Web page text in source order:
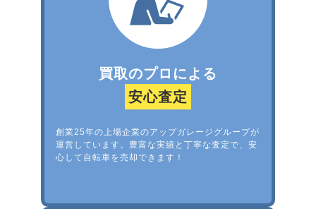
買取のプロによる
安心査定
創業25年の上場企業のアップガレージグループが
運営しています。豊富な実績と丁寧な査定で、安
心して自転車を売却できます！